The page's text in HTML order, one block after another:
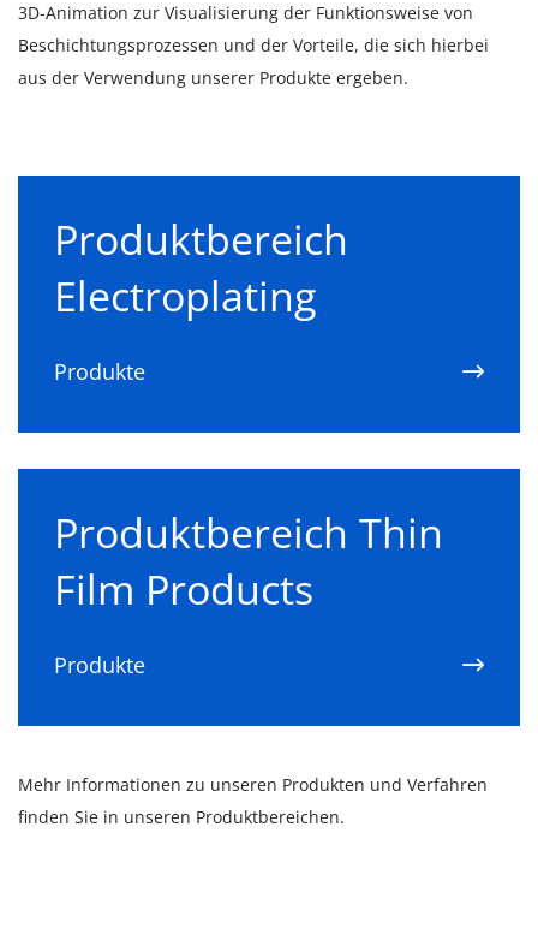
3D-Animation zur Visualisierung der Funktionsweise von
Beschichtungsprozessen und der Vorteile, die sich hierbei
aus der Verwendung unserer Produkte ergeben.
Produktbereich
Electroplating
Produkte
Produktbereich Thin
Film Products
Produkte
Mehr Informationen zu unseren Produkten und Verfahren
finden Sie in unseren Produktbereichen.